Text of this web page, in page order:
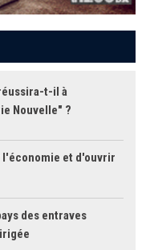
t-il à
Nouvelle" ?
l'économie et d'ouvrir
des entraves